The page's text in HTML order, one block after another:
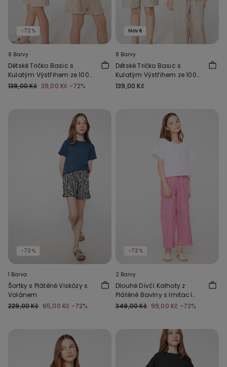
-72%
8 Barvy
Dětské Tričko Basic s
Kulatým Výstřihem ze 100%
Bavlny Unisex
139,00 Kč 39,00 Kč -72%
Nové
8 Barvy
Dětské Tričko Basic s
Kulatým Výstřihem ze 100%
Bavlny Unisex
139,00 Kč
-72%
1 Barva
Šortky s Plátěné Viskózy s
Volánem
229,00 Kč 65,00 Kč -72%
-72%
2 Barvy
Dlouhé Dívčí Kalhoty z
Plátěné Bavlny s Imitací
Lnu
349,00 Kč 99,00 Kč -72%